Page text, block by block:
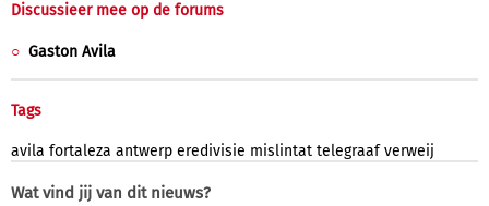
Discussieer mee op de forums
Gaston Avila
Tags
avila fortaleza antwerp eredivisie mislintat telegraaf verweij
Wat vind jij van dit nieuws?